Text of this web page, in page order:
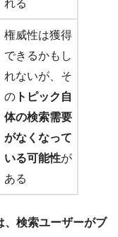
れる
権威性は獲得
できるかもし
れないが、そ
の トピック自
体の検索需要
がなくなって
いる可能性が
ある
、検索ユーザーがブ